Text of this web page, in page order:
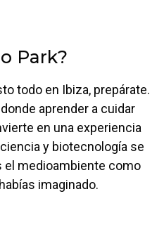
Park?
todo en Ibiza, prepárate.
aprender a cuidar
en una experiencia
y biotecnología se
el medioambiente como
imaginado.